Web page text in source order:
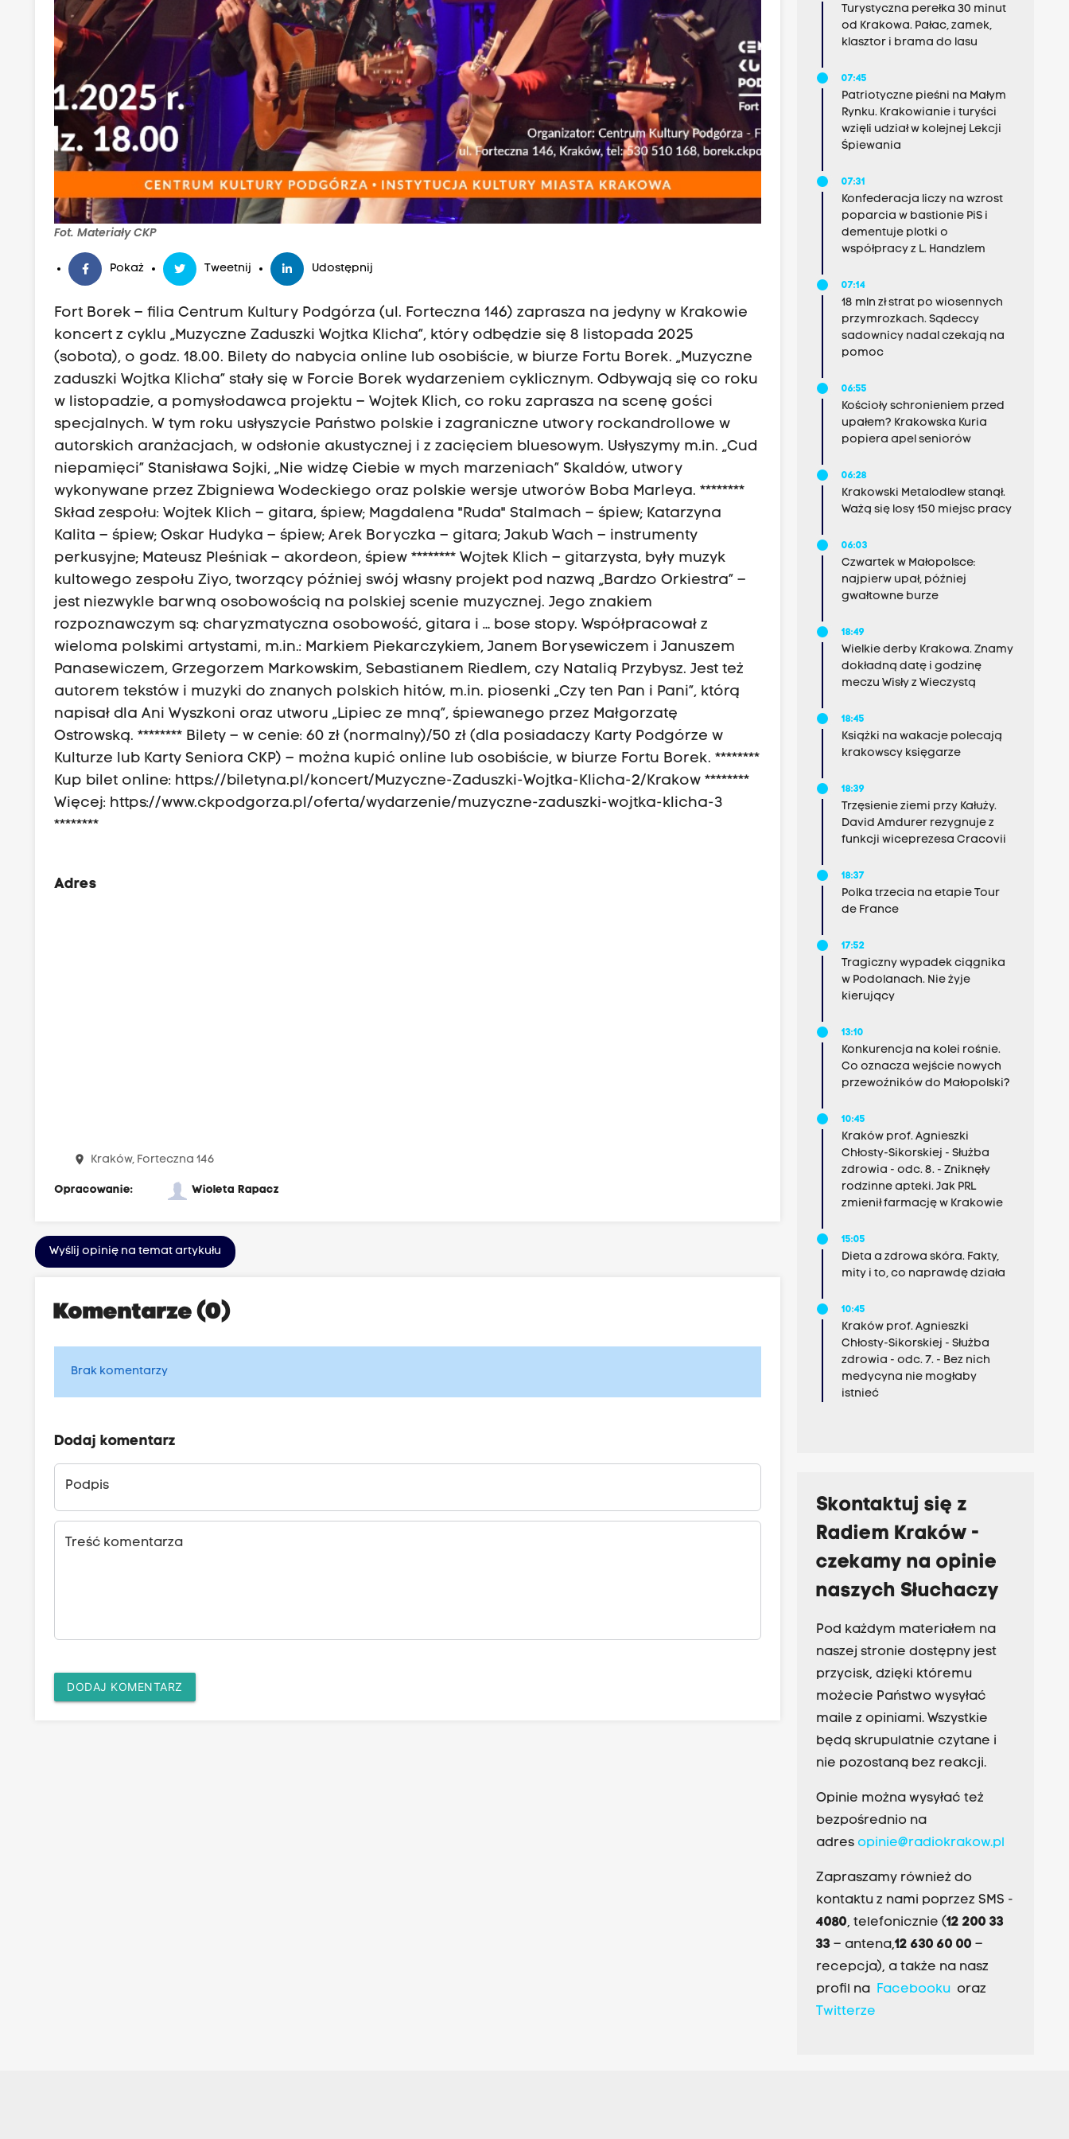
Fot. Materiały CKP
Pokaż Tweetnij Udostępnij
Fort Borek – filia Centrum Kultury Podgórza (ul. Forteczna 146) zaprasza na jedyny w Krakowie
koncert z cyklu „Muzyczne Zaduszki Wojtka Klicha”, który odbędzie się 8 listopada 2025
(sobota), o godz. 18.00. Bilety do nabycia online lub osobiście, w biurze Fortu Borek. „Muzyczne
zaduszki Wojtka Klicha” stały się w Forcie Borek wydarzeniem cyklicznym. Odbywają się co roku
w listopadzie, a pomysłodawca projektu – Wojtek Klich, co roku zaprasza na scenę gości
specjalnych. W tym roku usłyszycie Państwo polskie i zagraniczne utwory rockandrollowe w
autorskich aranżacjach, w odsłonie akustycznej i z zacięciem bluesowym. Usłyszymy m.in. „Cud
niepamięci” Stanisława Sojki, „Nie widzę Ciebie w mych marzeniach” Skaldów, utwory
wykonywane przez Zbigniewa Wodeckiego oraz polskie wersje utworów Boba Marleya. ********
Skład zespołu: Wojtek Klich – gitara, śpiew; Magdalena "Ruda" Stalmach – śpiew; Katarzyna
Kalita – śpiew; Oskar Hudyka – śpiew; Arek Boryczka – gitara; Jakub Wach – instrumenty
perkusyjne; Mateusz Pleśniak – akordeon, śpiew ******** Wojtek Klich – gitarzysta, były muzyk
kultowego zespołu Ziyo, tworzący później swój własny projekt pod nazwą „Bardzo Orkiestra” –
jest niezwykle barwną osobowością na polskiej scenie muzycznej. Jego znakiem
rozpoznawczym są: charyzmatyczna osobowość, gitara i … bose stopy. Współpracował z
wieloma polskimi artystami, m.in.: Markiem Piekarczykiem, Janem Borysewiczem i Januszem
Panasewiczem, Grzegorzem Markowskim, Sebastianem Riedlem, czy Natalią Przybysz. Jest też
autorem tekstów i muzyki do znanych polskich hitów, m.in. piosenki „Czy ten Pan i Pani”, którą
napisał dla Ani Wyszkoni oraz utworu „Lipiec ze mną”, śpiewanego przez Małgorzatę
Ostrowską. ******** Bilety – w cenie: 60 zł (normalny)/50 zł (dla posiadaczy Karty Podgórze w
Kulturze lub Karty Seniora CKP) – można kupić online lub osobiście, w biurze Fortu Borek. ********
Kup bilet online: https://biletyna.pl/koncert/Muzyczne-Zaduszki-Wojtka-Klicha-2/Krakow ********
Więcej: https://www.ckpodgorza.pl/oferta/wydarzenie/muzyczne-zaduszki-wojtka-klicha-3
********
Adres
place Kraków, Forteczna 146
Opracowanie: Wioleta Rapacz
Wyślij opinię na temat artykułu
Komentarze (0)
Brak komentarzy
Dodaj komentarz
Podpis
Treść komentarza
DODAJ KOMENTARZ
Turystyczna perełka 30 minut
od Krakowa. Pałac, zamek,
klasztor i brama do lasu
07:45
Patriotyczne pieśni na Małym
Rynku. Krakowianie i turyści
wzięli udział w kolejnej Lekcji
Śpiewania
07:31
Konfederacja liczy na wzrost
poparcia w bastionie PiS i
dementuje plotki o
współpracy z L. Handzlem
07:14
18 mln zł strat po wiosennych
przymrozkach. Sądeccy
sadownicy nadal czekają na
pomoc
06:55
Kościoły schronieniem przed
upałem? Krakowska Kuria
popiera apel seniorów
06:28
Krakowski Metalodlew stanął.
Ważą się losy 150 miejsc pracy
06:03
Czwartek w Małopolsce:
najpierw upał, później
gwałtowne burze
18:49
Wielkie derby Krakowa. Znamy
dokładną datę i godzinę
meczu Wisły z Wieczystą
18:45
Książki na wakacje polecają
krakowscy księgarze
18:39
Trzęsienie ziemi przy Kałuży.
David Amdurer rezygnuje z
funkcji wiceprezesa Cracovii
18:37
Polka trzecia na etapie Tour
de France
17:52
Tragiczny wypadek ciągnika
w Podolanach. Nie żyje
kierujący
13:10
Konkurencja na kolei rośnie.
Co oznacza wejście nowych
przewoźników do Małopolski?
10:45
Kraków prof. Agnieszki
Chłosty-Sikorskiej - Służba
zdrowia - odc. 8. - Zniknęły
rodzinne apteki. Jak PRL
zmienił farmację w Krakowie
15:05
Dieta a zdrowa skóra. Fakty,
mity i to, co naprawdę działa
10:45
Kraków prof. Agnieszki
Chłosty-Sikorskiej - Służba
zdrowia - odc. 7. - Bez nich
medycyna nie mogłaby
istnieć
Skontaktuj się z
Radiem Kraków -
czekamy na opinie
naszych Słuchaczy
Pod każdym materiałem na
naszej stronie dostępny jest
przycisk, dzięki któremu
możecie Państwo wysyłać
maile z opiniami. Wszystkie
będą skrupulatnie czytane i
nie pozostaną bez reakcji.
Opinie można wysyłać też
bezpośrednio na
adres opinie@radiokrakow.pl
Zapraszamy również do
kontaktu z nami poprzez SMS -
4080, telefonicznie (12 200 33
33– antena,12 630 60 00 –
recepcja), a także na nasz
profil na Facebookuoraz
Twitterze